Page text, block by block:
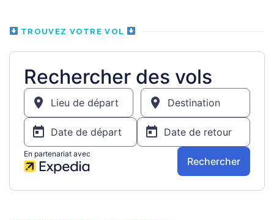
TROUVEZ VOTRE VOL